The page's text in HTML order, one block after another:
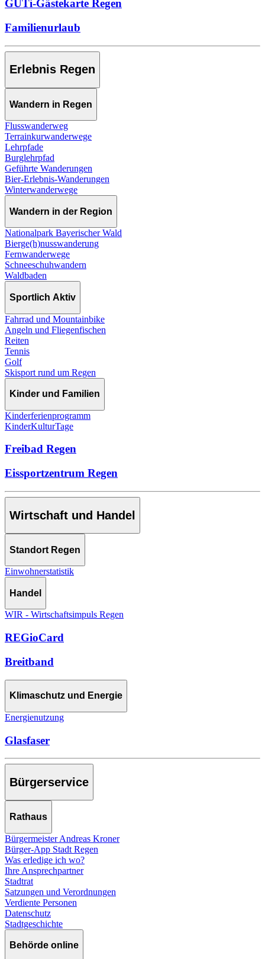
GUTi-Gästekarte Regen
Familienurlaub
Erlebnis Regen
Wandern in Regen
Flusswanderweg
Terrainkurwanderwege
Lehrpfade
Burglehrpfad
Geführte Wanderungen
Bier-Erlebnis-Wanderungen
Winterwanderwege
Wandern in der Region
Nationalpark Bayerischer Wald
Bierge(h)nusswanderung
Fernwanderwege
Schneeschuhwandern
Waldbaden
Sportlich Aktiv
Fahrrad und Mountainbike
Angeln und Fliegenfischen
Reiten
Tennis
Golf
Skisport rund um Regen
Kinder und Familien
Kinderferienprogramm
KinderKulturTage
Freibad Regen
Eissportzentrum Regen
Wirtschaft und Handel
Standort Regen
Einwohnerstatistik
Handel
WIR - Wirtschaftsimpuls Regen
REGioCard
Breitband
Klimaschutz und Energie
Energienutzung
Glasfaser
Bürgerservice
Rathaus
Bürgermeister Andreas Kroner
Bürger-App Stadt Regen
Was erledige ich wo?
Ihre Ansprechpartner
Stadtrat
Satzungen und Verordnungen
Verdiente Personen
Datenschutz
Stadtgeschichte
Behörde online